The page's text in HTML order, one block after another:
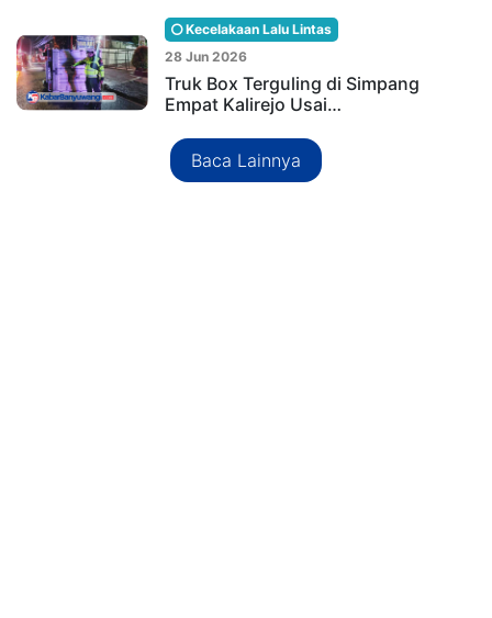
Kecelakaan Lalu Lintas
28 Jun 2026
Truk Box Terguling di Simpang
Empat Kalirejo Usai…
Baca Lainnya